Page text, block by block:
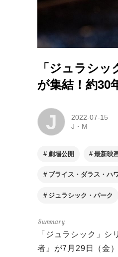
「ジュラシ
が集結！約30
J
2022-07-15
J・M
劇場公開 最新映
ブライス・ダラス・ハ
ジュラシック・パーク
「ジュラシック」
者』が7月29日（金